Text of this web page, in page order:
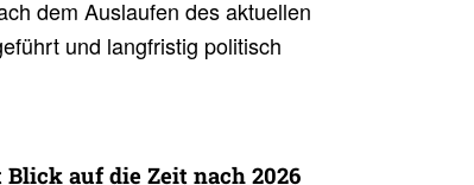
dem Auslaufen des aktuellen
und langfristig politisch
auf die Zeit nach 2026